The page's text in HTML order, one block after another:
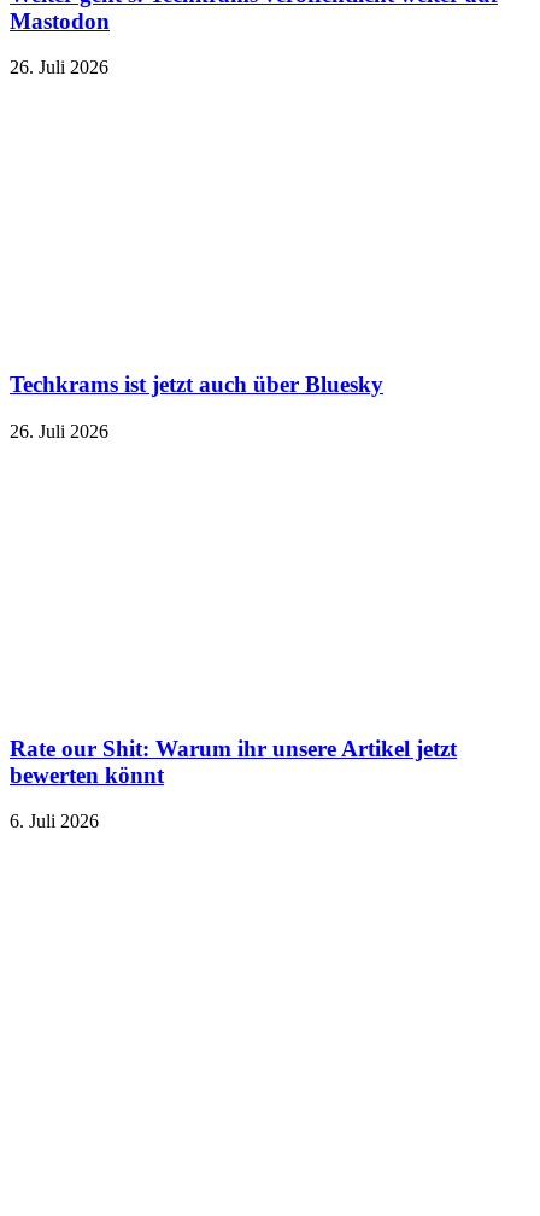
Mastodon
26. Juli 2026
Techkrams ist jetzt auch über Bluesky
26. Juli 2026
Rate our Shit: Warum ihr unsere Artikel jetzt
bewerten könnt
6. Juli 2026